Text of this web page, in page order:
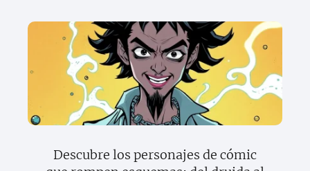
Descubre los personajes de cómic